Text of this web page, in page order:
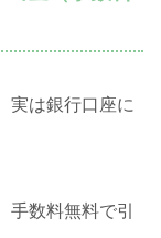
実は銀行口座に
数料無料で引